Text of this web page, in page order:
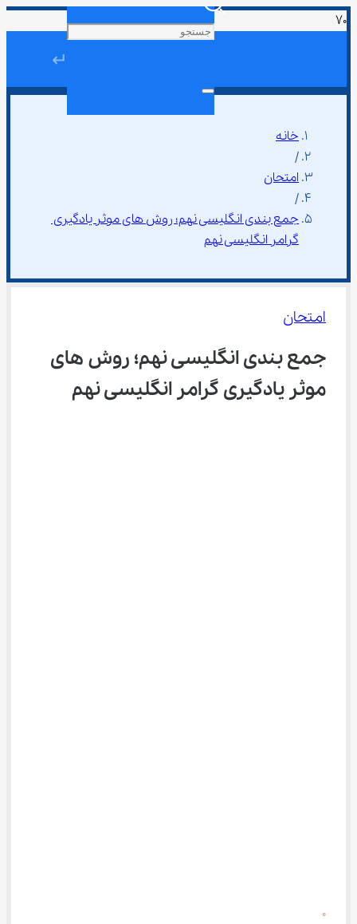
↵
خانه
/
امتحان
/
جمع ‌بندی انگلیسی نهم؛ روش های موثر یادگیری
گرامر انگلیسی نهم
امتحان
جمع ‌بندی انگلیسی نهم؛ روش های
موثر یادگیری گرامر انگلیسی نهم
0